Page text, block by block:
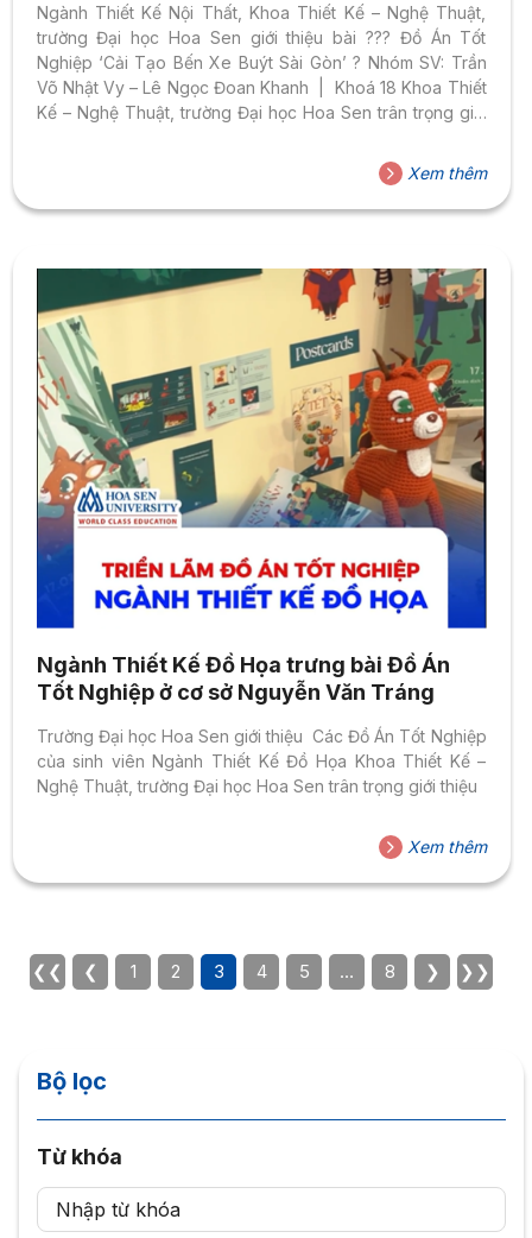
Ngành Thiết Kế Nội Thất, Khoa Thiết Kế – Nghệ Thuật,
trường Đại học Hoa Sen giới thiệu bài ??? Đồ Án Tốt
Nghiệp ‘Cải Tạo Bến Xe Buýt Sài Gòn’ ? Nhóm SV: Trần
Võ Nhật Vy – Lê Ngọc Đoan Khanh | Khoá 18 Khoa Thiết
Kế – Nghệ Thuật, trường Đại học Hoa Sen trân trọng giới
Xem thêm
Ngành Thiết Kế Đồ Họa trưng bài Đồ Án
Tốt Nghiệp ở cơ sở Nguyễn Văn Tráng
Trường Đại học Hoa Sen giới thiệu Các Đồ Án Tốt Nghiệp
của sinh viên Ngành Thiết Kế Đồ Họa Khoa Thiết Kế –
Nghệ Thuật, trường Đại học Hoa Sen trân trọng giới thiệu
Xem thêm
❮❮ ❮ 1 2 3 4 5 … 8 ❯ ❯❯
Bộ lọc
Từ khóa